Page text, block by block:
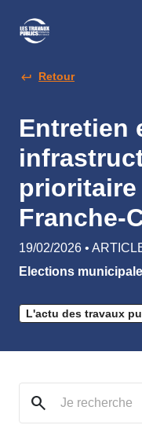
Retour
Entretien
Franche-
19/02/2026 •
Elections
L'actu des travaux
search